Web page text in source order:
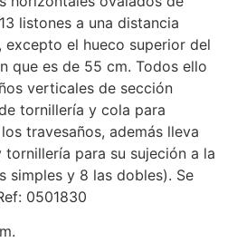
listones a una distancia
excepto el hueco superior del
que es de 55 cm. Todos ello
verticales de sección
tornillería y cola para
travesaños, además lleva
para su sujeción a la
simples y 8 las dobles). Se
0501830